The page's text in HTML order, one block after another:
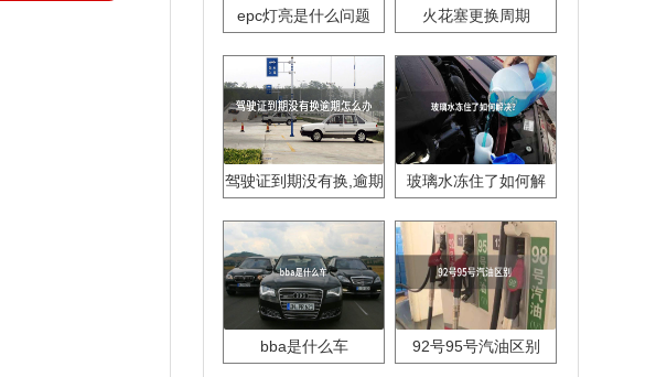
epc灯亮是什么问题 火花塞更换周期
驾驶证到期没有换,逾期
玻璃水冻住了如何解
bba是什么车 92号95号汽油区别